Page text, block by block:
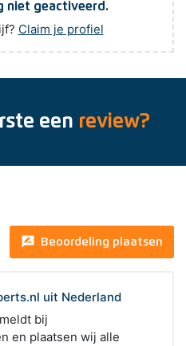
niet geactiveerd.
Claim je profiel
een review?
rate_review Beoordeling plaatsen
uit Nederland
bij
en plaatsen wij alle